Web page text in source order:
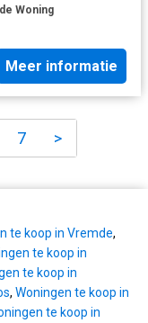
Woning
Meer informatie
7 >
te koop in Vremde,
te koop in
te koop in
, Woningen te koop in
te koop in